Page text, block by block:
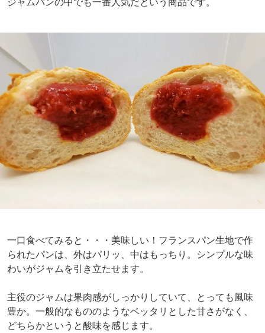
一口食べてみると・・・美味しい！フランスパン生地で作
られたパンは、外はパリッ、中はもっちり。シンプルな味
わいがジャムを引き立たせます。
主役のジャムは果肉感がしっかりしていて、とっても風味
豊か。一般的なもののようなベッタリとした甘さがなく、
どちらかというと酸味を感じます。